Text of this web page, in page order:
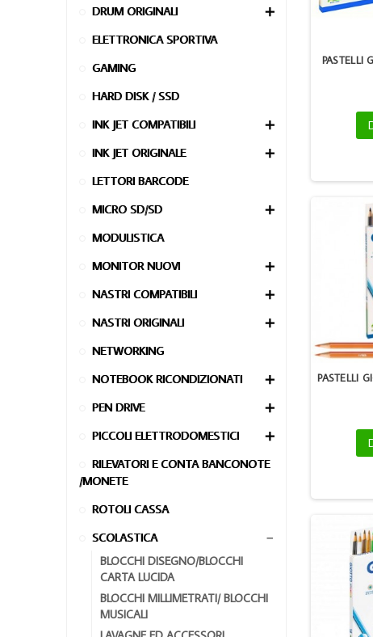
DRUM ORIGINALI 
ELETTRONICA SPORTIVA
GAMING
HARD DISK / SSD
INK JET COMPATIBILI

INK JET ORIGINALE 
LETTORI BARCODE
MICRO SD/SD

MODULISTICA
MONITOR NUOVI

NASTRI COMPATIBILI 
NASTRI ORIGINALI 
NETWORKING
NOTEBOOK RICONDIZIONATI

PEN DRIVE 
PICCOLI ELETTRODOMESTICI 
RILEVATORI E CONTA BANCONOTE
/MONETE
ROTOLI CASSA
SCOLASTICA

BLOCCHI DISEGNO/BLOCCHI
CARTA LUCIDA
BLOCCHI MILLIMETRATI/ BLOCCHI
MUSICALI
PASTELLI
PASTELLI